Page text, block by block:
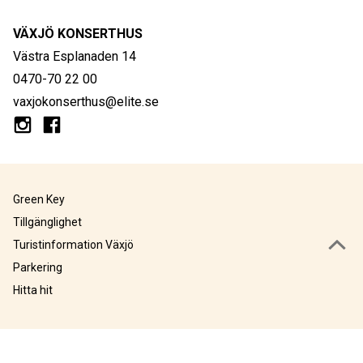
VÄXJÖ KONSERTHUS
Västra Esplanaden 14
0470-70 22 00
vaxjokonserthus@elite.se
Green Key
Tillgänglighet
Turistinformation Växjö
Parkering
Hitta hit